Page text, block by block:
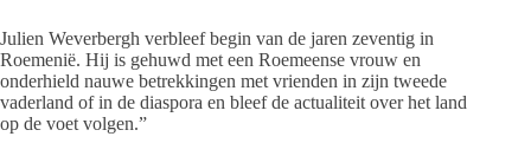
Julien Weverbergh verbleef begin van de jaren zeventig in
Roemenië. Hij is gehuwd met een Roemeense vrouw en
onderhield nauwe betrekkingen met vrienden in zijn tweede
vaderland of in de diaspora en bleef de actualiteit over het land
op de voet volgen.”